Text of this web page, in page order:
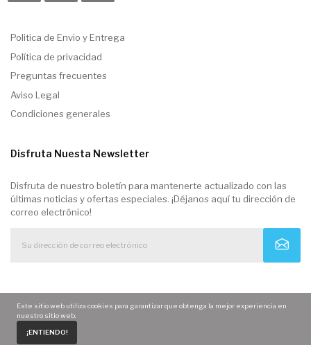
Home
Politica de Envio y Entrega
Política de privacidad
Preguntas frecuentes
Aviso Legal
Condiciones generales
Disfruta Nuesta Newsletter
Disfruta de nuestro boletín para mantenerte actualizado con las
últimas noticias y ofertas especiales. ¡Déjanos aquí tu dirección de
correo electrónico!
Este sitio web utiliza cookies para garantizar que obtenga la mejor experiencia en
nuestro sitio web.
¡ENTIENDO!